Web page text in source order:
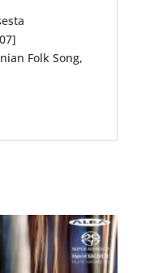
Folk Song,